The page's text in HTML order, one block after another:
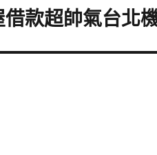
款超帥氣台北